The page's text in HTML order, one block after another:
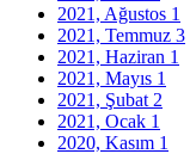
2021, Ağustos 1
2021, Temmuz 3
2021, Haziran 1
2021, Mayıs 1
2021, Şubat 2
2021, Ocak 1
2020, Kasım 1